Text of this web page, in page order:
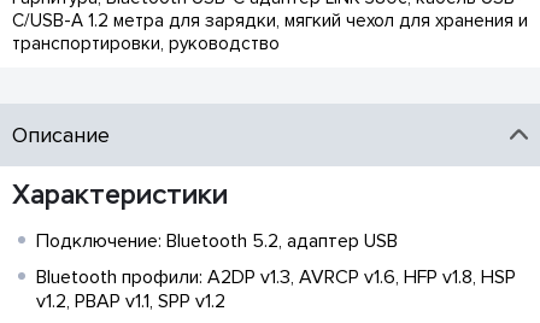
C/USB-A 1.2 метра для зарядки, мягкий чехол для хранения и
транспортировки, руководство
Описание
Характеристики
Подключение: Bluetooth 5.2, адаптер USB
Bluetooth профили: A2DP v1.3, AVRCP v1.6, HFP v1.8, HSP
v1.2, PBAP v1.1, SPP v1.2